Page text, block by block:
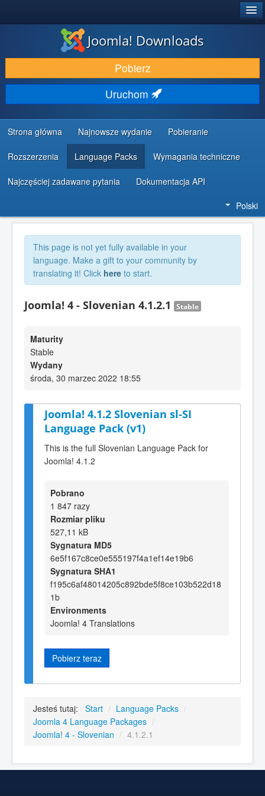
DODATKI I ROZSZERZENIA
ODKRYJ & POZNAJ
SPOŁECZNOŚĆ & WSPARCIE
ZASOBY DLA PROGRAMISTÓW
Joomla! Downloads
Pobierz
Uruchom
Strona główna Najnowsze wydanie Pobieranie
Rozszerzenia Language Packs Wymagania techniczne
Najczęściej zadawane pytania Dokumentacja API
Polski
This page is not yet fully available in your
language. Make a gift to your community by
translating it! Click here to start.
Joomla! 4 - Slovenian 4.1.2.1 Stable
Maturity
Stable
Wydany
środa, 30 marzec 2022 18:55
Joomla! 4.1.2 Slovenian sl-SI
Language Pack (v1)
This is the full Slovenian Language Pack for
Joomla! 4.1.2
Pobrano
1 847 razy
Rozmiar pliku
527,11 kB
Sygnatura MD5
6e5f167c8ce0e555197f4a1ef14e19b6
Sygnatura SHA1
f195c6af48014205c892bde5f8ce103b522d18
1b
Environments
Joomla! 4 Translations
Pobierz teraz
Jesteś tutaj: Start / Language Packs /
Joomla 4 Language Packages /
Joomla! 4 - Slovenian / 4.1.2.1